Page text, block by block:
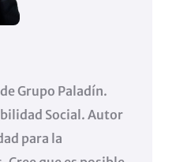
Grupo Paladín.
Social. Autor
para la